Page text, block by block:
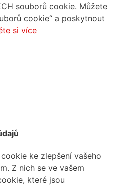
souborů cookie. Můžete
cookie“ a poskytnout
si více
ke zlepšení vašeho
Z nich se ve vašem
které jsou